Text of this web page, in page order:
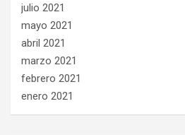
julio 2021
mayo 2021
abril 2021
marzo 2021
febrero 2021
enero 2021